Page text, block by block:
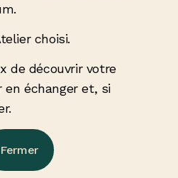
choisi.
de découvrir votre
en échanger et, si
Fermer